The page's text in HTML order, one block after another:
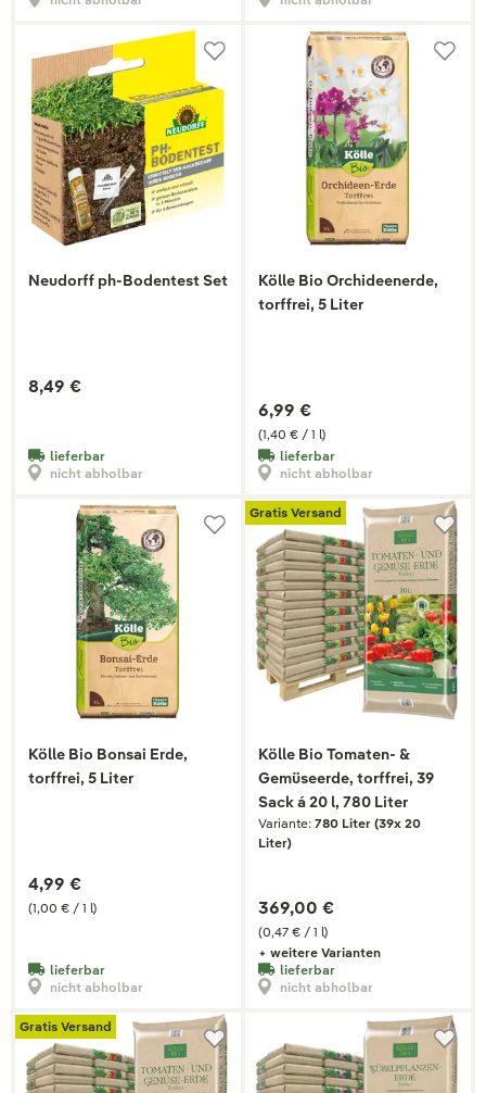
Neudorff ph-Bodentest Set
8,49 €
lieferbar
nicht abholbar
Kölle Bio Orchideenerde,
torffrei, 5 Liter
(1,40 € / 1 l)
6,99 €
lieferbar
nicht abholbar
Kölle Bio Bonsai Erde,
torffrei, 5 Liter
(1,00 € / 1 l)
4,99 €
lieferbar
nicht abholbar
Gratis Versand
Kölle Bio Tomaten- &
Gemüseerde, torffrei, 39
Sack á 20 l, 780 Liter
Variante: 780 Liter (39x 20
Liter)
(0,47 € / 1 l)
369,00 €
+ weitere Varianten
lieferbar
nicht abholbar
Gratis Versand